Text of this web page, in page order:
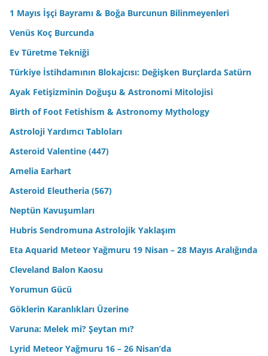
1 Mayıs İşçi Bayramı & Boğa Burcunun Bilinmeyenleri
Venüs Koç Burcunda
Ev Türetme Tekniği
Türkiye İstihdamının Blokajcısı: Değişken Burçlarda Satürn
Ayak Fetişizminin Doğuşu & Astronomi Mitolojisi
Birth of Foot Fetishism & Astronomy Mythology
Astroloji Yardımcı Tabloları
Asteroid Valentine (447)
Amelia Earhart
Asteroid Eleutheria (567)
Neptün Kavuşumları
Hubris Sendromuna Astrolojik Yaklaşım
Eta Aquarid Meteor Yağmuru 19 Nisan – 28 Mayıs Aralığında
Cleveland Balon Kaosu
Yorumun Gücü
Göklerin Karanlıkları Üzerine
Varuna: Melek mi? Şeytan mı?
Lyrid Meteor Yağmuru 16 – 26 Nisan’da